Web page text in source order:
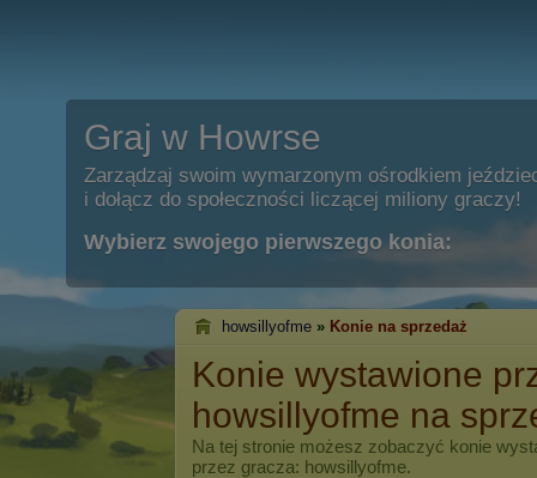
Graj w Howrse
Zarządzaj swoim wymarzonym ośrodkiem
i dołącz do społeczności liczącej miliony graczy!
Wybierz swojego pierwszego konia:
howsillyofme » Konie na sprzedaż
Konie wystawione
howsillyofme na
Na tej stronie możesz zobaczyć konie
przez gracza: howsillyofme.